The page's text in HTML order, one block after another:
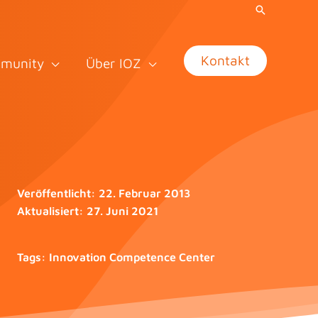
Über IOZ Kontakt
Veröffentlicht: 22. Februar 2013
Aktualisiert: 27. Juni 2021
Tags: Innovation Competence Center